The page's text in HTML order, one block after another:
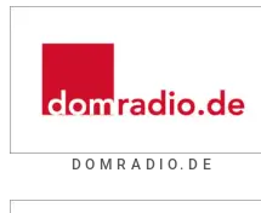
DOMRADIO.DE